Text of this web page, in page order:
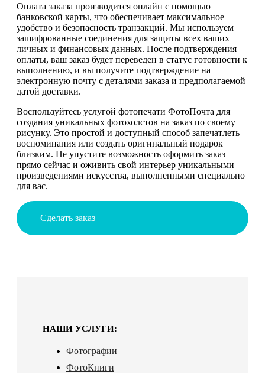
Оплата заказа производится онлайн с помощью
банковской карты, что обеспечивает максимальное
удобство и безопасность транзакций. Мы используем
зашифрованные соединения для защиты всех ваших
личных и финансовых данных. После подтверждения
оплаты, ваш заказ будет переведен в статус готовности к
выполнению, и вы получите подтверждение на
электронную почту с деталями заказа и предполагаемой
датой доставки.
Воспользуйтесь услугой фотопечати ФотоПочта для
создания уникальных фотохолстов на заказ по своему
рисунку. Это простой и доступный способ запечатлеть
воспоминания или создать оригинальный подарок
близким. Не упустите возможность оформить заказ
прямо сейчас и оживить свой интерьер уникальными
произведениями искусства, выполненными специально
для вас.
Сделать заказ
НАШИ УСЛУГИ:
Фотографии
ФотоКниги